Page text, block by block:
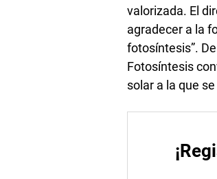
valorizada. El
agradecer a la
fotosíntesis”.
Fotosíntesis
solar a la que